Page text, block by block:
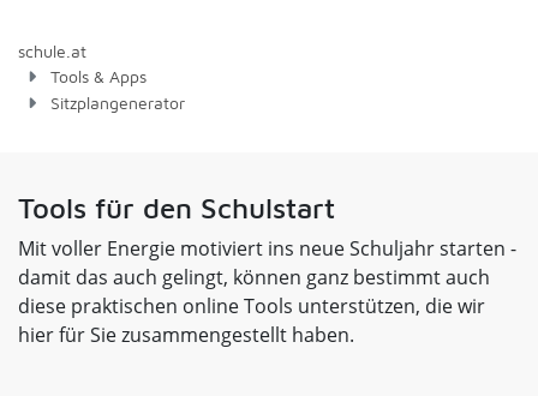
schule.at
Tools & Apps
Sitzplangenerator
Tools für den Schulstart
Mit voller Energie motiviert ins neue Schuljahr starten -
damit das auch gelingt, können ganz bestimmt auch
diese praktischen online Tools unterstützen, die wir
hier für Sie zusammengestellt haben.